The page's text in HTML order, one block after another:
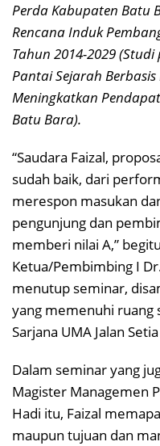
Perda Kabupaten Batu
Rencana Induk
Tahun 2014-2029
Pantai Sejarah
Meningkatkan
Batu Bara).
“Saudara Faizal,
sudah baik, dari
merespon masukan
pengunjung dan
memberi nilai A,”
Ketua/Pembimbing I
menutup seminar,
yang memenuhi ruang
Sarjana UMA Jalan
Dalam seminar yang
Magister Managemen
Hadi itu, Faizal
maupun tujuan dan